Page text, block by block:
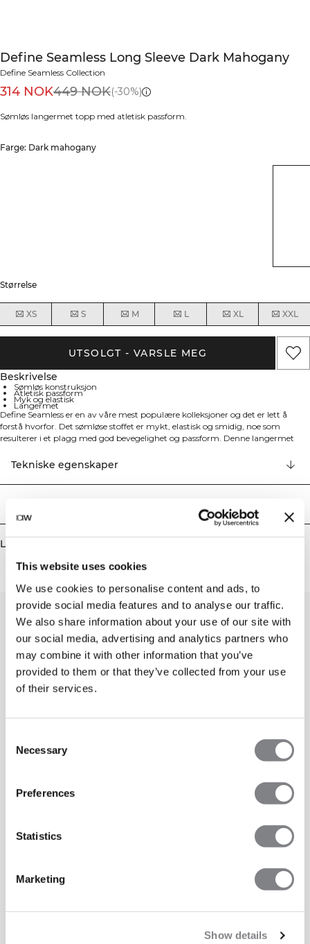
This website uses cookies
We use cookies to personalise content and ads, to
provide social media features and to analyse our traffic.
We also share information about your use of our site with
our social media, advertising and analytics partners who
may combine it with other information that you’ve
provided to them or that they’ve collected from your use
of their services.
Selection
Necessary
Preferences
Statistics
Marketing
Show details
Define Seamless Long Sleeve Dark Mahogany
Define Seamless Collection
314 NOK449 NOK(-30%)
Sømløs langermet topp med atletisk passform.
Farge: Dark mahogany
Størrelse
XS S M L XL XXL
UTSOLGT - VARSLE MEG
Beskrivelse
Sømløs konstruksjon
Atletisk passform
Myk og elastisk
Langermet
Define Seamless er en av våre mest populære kolleksjoner og det er lett å
forstå hvorfor. Det sømløse stoffet er mykt, elastisk og smidig, noe som
resulterer i et plagg med god bevegelighet og passform. Denne langermet
av komfort og ytelse til dine treningsøkter. Den sømløse konstruksjonen
eliminerer irriterende sømmer mens den atletiske passformen gir en
flatterende silhuett som beveger seg med kroppen din. Det elastiske
den til et ideelt valg for alt fra yoga til høyintensive treningsøkter. Tilgjengelig i
flere trendy farger er denne allsidige langermet toppen designet for å være ditt
Tekniske egenskaper
Lignende produkter